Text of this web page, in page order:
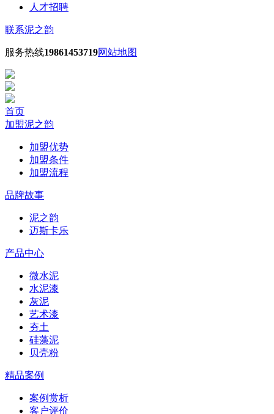
人才招聘
联系泥之韵
服务热线19861453719网站地图
首页
加盟泥之韵
加盟优势
加盟条件
加盟流程
品牌故事
泥之韵
迈斯卡乐
产品中心
微水泥
水泥漆
灰泥
艺术漆
夯土
硅藻泥
贝壳粉
精品案例
案例赏析
客户评价